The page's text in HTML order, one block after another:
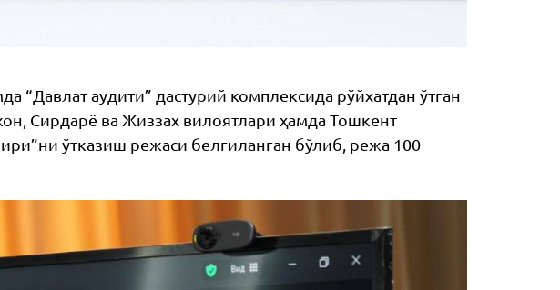
“Давлат аудити” дастурий комплексида рўйхатдан ўтган
Сирдарё ва Жиззах вилоятлари ҳамда Тошкент
ўтказиш режаси белгиланган бўлиб, режа 100